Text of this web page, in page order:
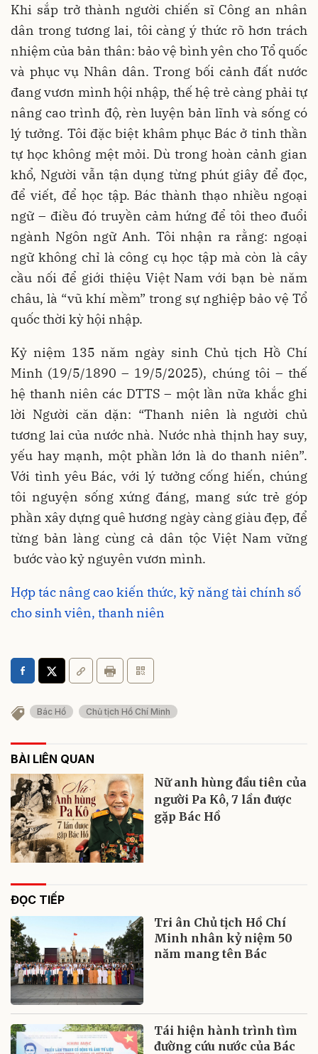
Khi sắp trở thành người chiến sĩ Công an nhân
dân trong tương lai, tôi càng ý thức rõ hơn trách
nhiệm của bản thân: bảo vệ bình yên cho Tổ quốc
và phục vụ Nhân dân. Trong bối cảnh đất nước
đang vươn mình hội nhập, thế hệ trẻ càng phải tự
nâng cao trình độ, rèn luyện bản lĩnh và sống có
lý tưởng. Tôi đặc biệt khâm phục Bác ở tinh thần
tự học không mệt mỏi. Dù trong hoàn cảnh gian
khổ, Người vẫn tận dụng từng phút giây để đọc,
để viết, để học tập. Bác thành thạo nhiều ngoại
ngữ – điều đó truyền cảm hứng để tôi theo đuổi
ngành Ngôn ngữ Anh. Tôi nhận ra rằng: ngoại
ngữ không chỉ là công cụ học tập mà còn là cây
cầu nối để giới thiệu Việt Nam với bạn bè năm
châu, là “vũ khí mềm” trong sự nghiệp bảo vệ Tổ
quốc thời kỳ hội nhập.
Kỷ niệm 135 năm ngày sinh Chủ tịch Hồ Chí
Minh (19/5/1890 – 19/5/2025), chúng tôi – thế
hệ thanh niên các DTTS – một lần nữa khắc ghi
lời Người căn dặn: “Thanh niên là người chủ
tương lai của nước nhà. Nước nhà thịnh hay suy,
yếu hay mạnh, một phần lớn là do thanh niên”.
Với tình yêu Bác, với lý tưởng cống hiến, chúng
tôi nguyện sống xứng đáng, mang sức trẻ góp
phần xây dựng quê hương ngày càng giàu đẹp, để
từng bản làng cùng cả dân tộc Việt Nam vững
bước vào kỷ nguyên vươn mình.
Hợp tác nâng cao kiến thức, kỹ năng tài chính số
cho sinh viên, thanh niên
Bác Hồ Chủ tịch Hồ Chí Minh
BÀI LIÊN QUAN
Nữ anh hùng đầu tiên của
người Pa Kô, 7 lần được
gặp Bác Hồ
ĐỌC TIẾP
Tri ân Chủ tịch Hồ Chí
Minh nhân kỷ niệm 50
năm mang tên Bác
Tái hiện hành trình tìm
đường cứu nước của Bác